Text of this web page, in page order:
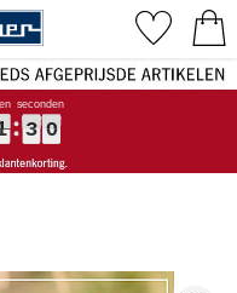
2
3
2
3 9
0
9
0